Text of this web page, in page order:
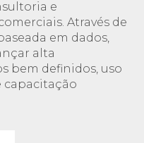
e
Através de
em dados,
alta
bem definidos, uso
capacitação